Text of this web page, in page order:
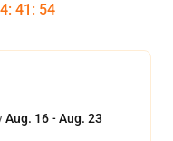
: 41 : 54
Aug. 16 - Aug. 23